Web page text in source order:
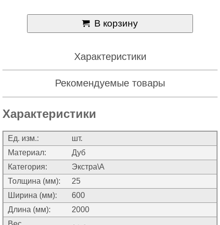
В корзину
Характеристики
Рекомендуемые товары
Характеристики
Ед. изм.:
шт.
Материал:
Дуб
Категория:
Экстра\А
Толщина (мм):
25
Ширина (мм):
600
Длина (мм):
2000